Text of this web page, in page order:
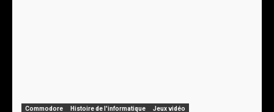
Commodore Histoire de l'informatique Jeux vidéo